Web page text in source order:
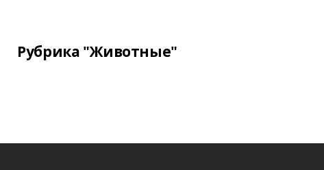
Рубрика "Животные"